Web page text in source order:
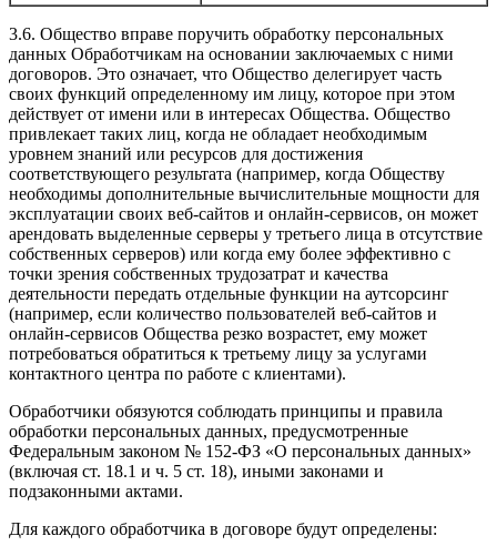
3.6. Общество вправе поручить обработку персональных
данных Обработчикам на основании заключаемых с ними
договоров. Это означает, что Общество делегирует часть
своих функций определенному им лицу, которое при этом
действует от имени или в интересах Общества. Общество
привлекает таких лиц, когда не обладает необходимым
уровнем знаний или ресурсов для достижения
соответствующего результата (например, когда Обществу
необходимы дополнительные вычислительные мощности для
эксплуатации своих веб-сайтов и онлайн-сервисов, он может
арендовать выделенные серверы у третьего лица в отсутствие
собственных серверов) или когда ему более эффективно с
точки зрения собственных трудозатрат и качества
деятельности передать отдельные функции на аутсорсинг
(например, если количество пользователей веб-сайтов и
онлайн-сервисов Общества резко возрастет, ему может
потребоваться обратиться к третьему лицу за услугами
контактного центра по работе с клиентами).
Обработчики обязуются соблюдать принципы и правила
обработки персональных данных, предусмотренные
Федеральным законом № 152-ФЗ «О персональных данных»
(включая ст. 18.1 и ч. 5 ст. 18), иными законами и
подзаконными актами.
Для каждого обработчика в договоре будут определены: